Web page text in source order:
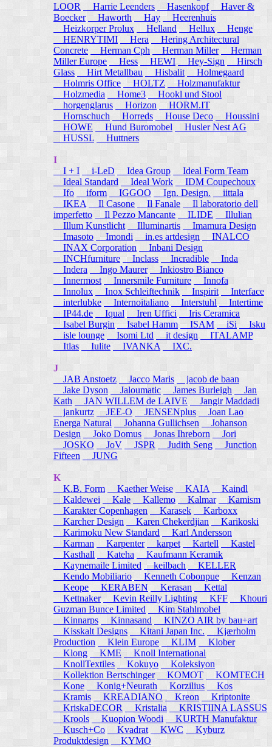
LOOR
Harrie Leenders Hasenkopf
Haver &
Boecker
Haworth Hay
Heerenhuis
Heizkorper Prolux
Helland Hellux
Henge
HENRYTIMI
Hera
Hering Architectural
Concrete
Herman Cph Herman Miller
Herman
Miller Europe
Hess HEWI Hey-Sign
Hirsch
Glass
Hirt Metallbau Hisbalit
Holmegaard
Holmris Office
HOLTZ
Holzmanufaktur
Holzmedia
Home3
Hookl und Stool
horgenglarus
Horizon
HORM.IT
Hornschuch
Horreds House Deco
Houssini
HOWE
Hund Buromobel
Husler Nest AG
HUSSL
Huttners
I
I + I
i-LeD Idea Group
Ideal Form Team
Ideal Standard
Ideal Work
IDM Coupechoux
Ifo
iform IGGOO Ign. Design.
iittala
IKEA
Il Casone Il Fanale
Il laboratorio dell
imperfetto
Il Pezzo Mancante ILIDE
Illulian
Illum Kunstlicht
Illuminartis
Imamura Design
Imasoto
Imondi in.es artdesign
INALCO
INAX Corporation
Inbani Design
INCHfurniture
Inclass Incradible
Inda
Indera
Ingo Maurer
Inkiostro Bianco
Innermost
Innersmile Furniture
Innofa
Innolux
Inox Schleiftechnik Inspirit
Interface
interlubke
Internoitaliano Interstuhl
Intertime
IP44.de
Iqual Iren Uffici
Iris Ceramica
Isabel Burgin
Isabel Hamm ISAM iSi Isku
isle lounge
Isomi Ltd it design
ITALAMP
Itlas
Iulite IVANKA IXC.
J
JAB Anstoetz
Jacco Maris
jacob de baan
Jake Dyson
Jaloumatic James Burleigh
Jan
Kath
JAN WILLEM de LAIVE
Jangir Maddadi
jankurtz JEE-O JENSENplus
Joan Lao
Energa Natural
Johanna Gullichsen
Johanson
Design
Joko Domus Jonas Ihreborn
Jori
JOSKO
JoV JSPR Judith Seng
Junction
Fifteen
JUNG
K
K.B. Form
Kaether Weise KAIA
Kaindl
Kaldewei
Kale Kallemo Kalmar
Kamism
Karakter Copenhagen
Karasek
Karboxx
Karcher Design
Karen Chekerdjian
Karikoski
Karimoku New Standard
Karl Andersson
Karman
Karpenter karpet Kartell
Kastel
Kasthall
Kateha
Kaufmann Keramik
Kaynemaile Limited keilbach
KELLER
Kendo Mobiliario
Kenneth Cobonpue
Kenzan
Keope
KERABEN Kerasan
Kettal
Kettnaker Kevin Reilly Lighting KFF
Khouri
Guzman Bunce Limited
Kim Stahlmobel
Kinnarps
Kinnasand
KINZO AIR by bau+art
Kisskalt Designs
Kitani Japan Inc.
Kjærholm
Production
Klein Europe KLIM
Klober
Klong
KME
Knoll International
KnollTextiles
Kokuyo
Koleksiyon
Kollektion Bertschinger KOMOT
KOMTECH
Kone
Konig+Neurath Korzilius
Kos
Kramis
KREADIANO Kreon
Kriptonite
KriskaDECOR
Kristalia
KRISTIINA LASSUS
Krools
Kuopion Woodi
KURTH Manufaktur
Kusch+Co
Kvadrat KWC
Kyburz
Produktdesign
KYMO